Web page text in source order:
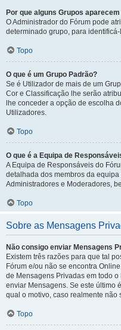
Por que alguns Grupos
O Administrador do Fórum pode
determinado grupo, para
Topo
O que é um Grupo Padrão?
Se é Utilizador de mais de um
Cor e Classificação lhe serão
lhe conceder a opção de escolha
Utilizadores.
Topo
O que é a Equipa de
A Equipa de Responsáveis do
detalhada dos membros da
Administradores e Moderadores,
Topo
Sobre as Mensagens
Não consigo enviar Mensagens
Existem três razões para que tal
Fórum e/ou não se encontra
de Mensagens Privadas em todo
enviar Mensagens. Se este último
qual o motivo, caso realmente não
Topo